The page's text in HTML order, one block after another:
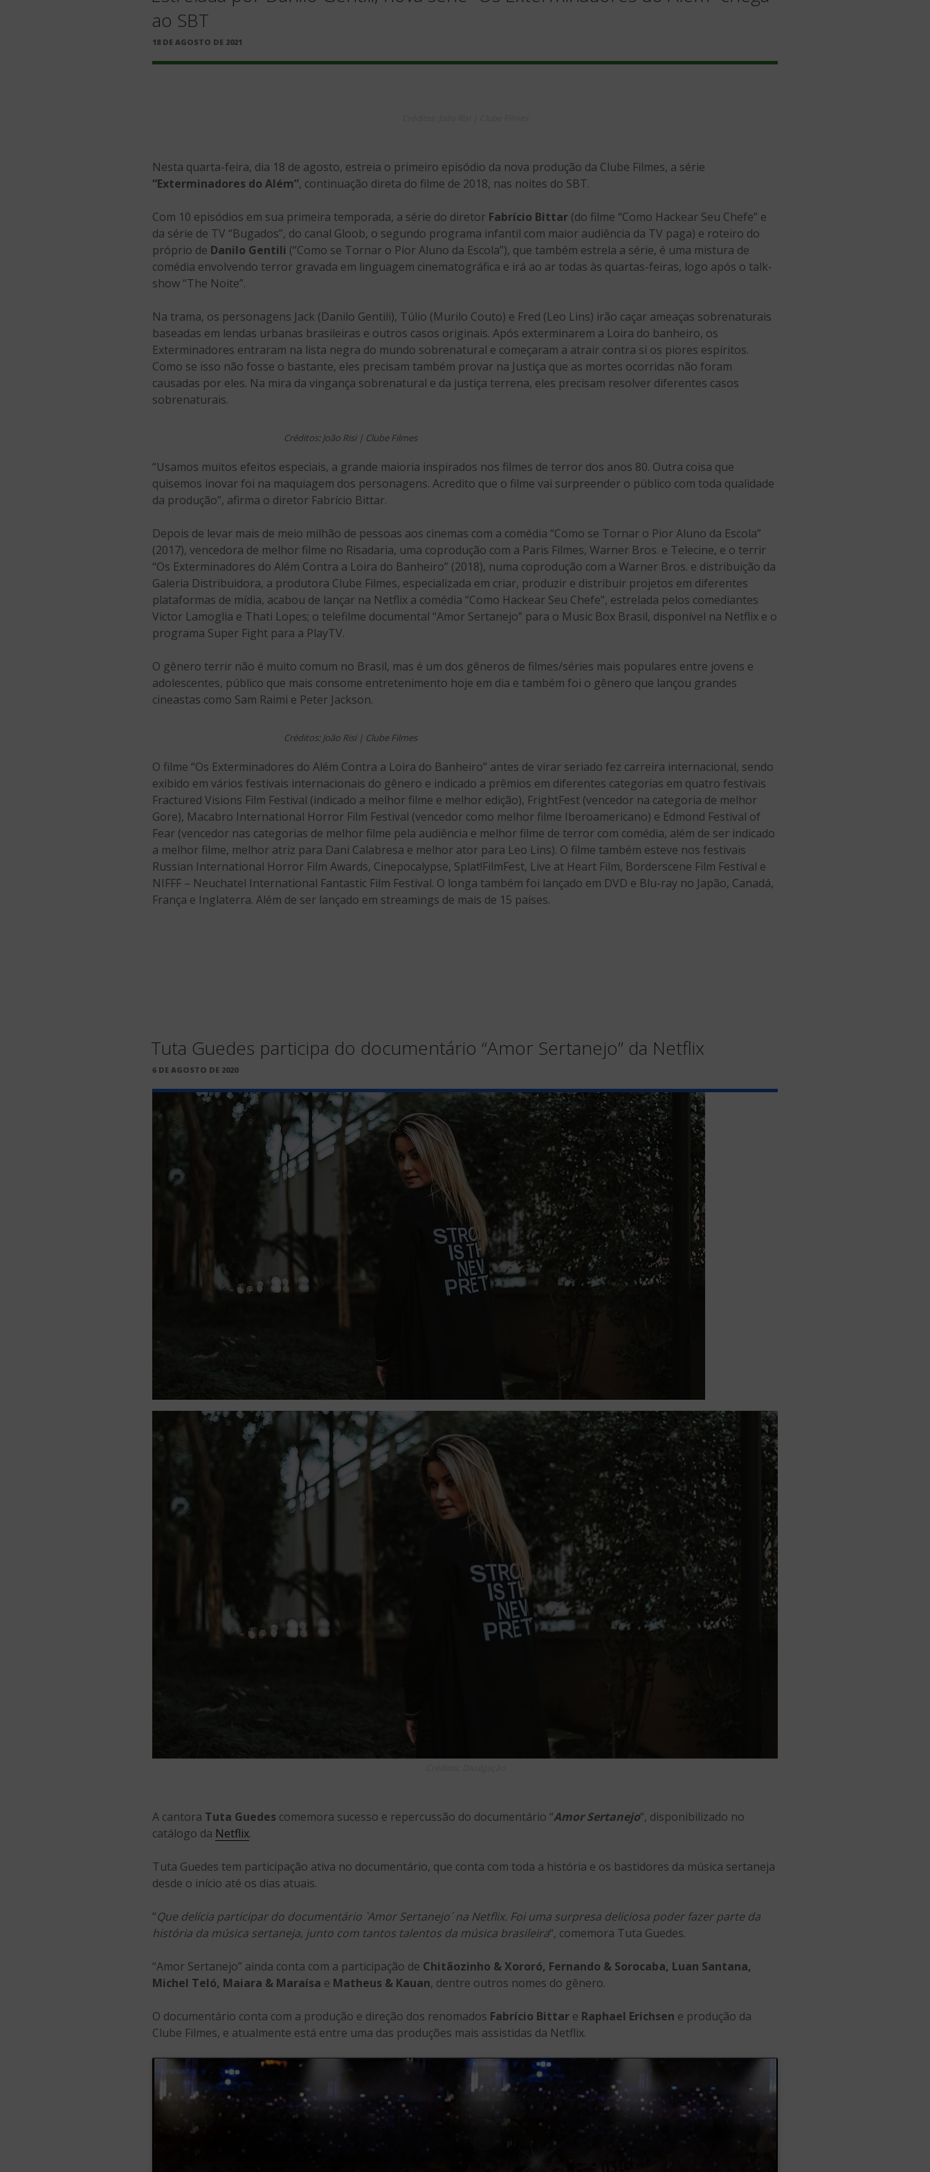
ao SBT
PUBLICADO
18 DE AGOSTO DE 2021
Nesta quarta-feira, dia 18 de agosto, estreia o primeiro episódio da nova produção da Clube Filmes, a série
“Exterminadores do Além”, continuação direta do filme de 2018, nas noites do SBT.
Com 10 episódios em sua primeira temporada, a série do diretor Fabrício Bittar (do filme “Como Hackear Seu Chefe” e
da série de TV “Bugados”, do canal Gloob, o segundo programa infantil com maior audiência da TV paga) e roteiro do
próprio de Danilo Gentili (“Como se Tornar o Pior Aluno da Escola”), que também estrela a série, é uma mistura de
comédia envolvendo terror gravada em linguagem cinematográfica e irá ao ar todas às quartas-feiras, logo após o talk-
show “The Noite”.
Na trama, os personagens Jack (Danilo Gentili), Túlio (Murilo Couto) e Fred (Leo Lins) irão caçar ameaças sobrenaturais
baseadas em lendas urbanas brasileiras e outros casos originais. Após exterminarem a Loira do banheiro, os
Exterminadores entraram na lista negra do mundo sobrenatural e começaram a atrair contra si os piores espíritos.
Como se isso não fosse o bastante, eles precisam também provar na Justiça que as mortes ocorridas não foram
causadas por eles. Na mira da vingança sobrenatural e da justiça terrena, eles precisam resolver diferentes casos
sobrenaturais.
Créditos: João Risi | Clube Filmes
“Usamos muitos efeitos especiais, a grande maioria inspirados nos filmes de terror dos anos 80. Outra coisa que
quisemos inovar foi na maquiagem dos personagens. Acredito que o filme vai surpreender o público com toda qualidade
da produção”, afirma o diretor Fabrício Bittar.
Depois de levar mais de meio milhão de pessoas aos cinemas com a comédia “Como se Tornar o Pior Aluno da Escola”
(2017), vencedora de melhor filme no Risadaria, uma coprodução com a Paris Filmes, Warner Bros. e Telecine, e o terrir
“Os Exterminadores do Além Contra a Loira do Banheiro” (2018), numa coprodução com a Warner Bros. e distribuição da
Galeria Distribuidora, a produtora Clube Filmes, especializada em criar, produzir e distribuir projetos em diferentes
plataformas de mídia, acabou de lançar na Netflix a comédia “Como Hackear Seu Chefe”, estrelada pelos comediantes
Victor Lamoglia e Thati Lopes; o telefilme documental “Amor Sertanejo” para o Music Box Brasil, disponível na Netflix e o
programa Super Fight para a PlayTV.
O gênero terrir não é muito comum no Brasil, mas é um dos gêneros de filmes/séries mais populares entre jovens e
adolescentes, público que mais consome entretenimento hoje em dia e também foi o gênero que lançou grandes
cineastas como Sam Raimi e Peter Jackson.
Créditos: João Risi | Clube Filmes
O filme “Os Exterminadores do Além Contra a Loira do Banheiro” antes de virar seriado fez carreira internacional, sendo
exibido em vários festivais internacionais do gênero e indicado a prêmios em diferentes categorias em quatro festivais
Fractured Visions Film Festival (indicado a melhor filme e melhor edição), FrightFest (vencedor na categoria de melhor
Gore), Macabro International Horror Film Festival (vencedor como melhor filme Iberoamericano) e Edmond Festival of
Fear (vencedor nas categorias de melhor filme pela audiência e melhor filme de terror com comédia, além de ser indicado
a melhor filme, melhor atriz para Dani Calabresa e melhor ator para Leo Lins). O filme também esteve nos festivais
Russian International Horror Film Awards, Cinepocalypse, Splat!FilmFest, Live at Heart Film, Borderscene Film Festival e
NIFFF – Neuchatel International Fantastic Film Festival. O longa também foi lançado em DVD e Blu-ray no Japão, Canadá,
França e Inglaterra. Além de ser lançado em streamings de mais de 15 países.
Tuta Guedes participa do documentário “Amor Sertanejo” da Netflix
PUBLICADO
6 DE AGOSTO DE 2020
A cantora Tuta Guedes comemora sucesso e repercussão do documentário “Amor Sertanejo“, disponibilizado no
catálogo da Netflix.
Tuta Guedes tem participação ativa no documentário, que conta com toda a história e os bastidores da música sertaneja
desde o início até os dias atuais.
“Que delícia participar do documentário `Amor Sertanejo´ na Netflix. Foi uma surpresa deliciosa poder fazer parte da
história da música sertaneja, junto com tantos talentos da música brasileira“, comemora Tuta Guedes.
“Amor Sertanejo” ainda conta com a participação de Chitãozinho & Xororó, Fernando & Sorocaba, Luan Santana,
Michel Teló, Maiara & Maraísa e Matheus & Kauan, dentre outros nomes do gênero.
O documentário conta com a produção e direção dos renomados Fabrício Bittar e Raphael Erichsen e produção da
Clube Filmes, e atualmente está entre uma das produções mais assistidas da Netflix.